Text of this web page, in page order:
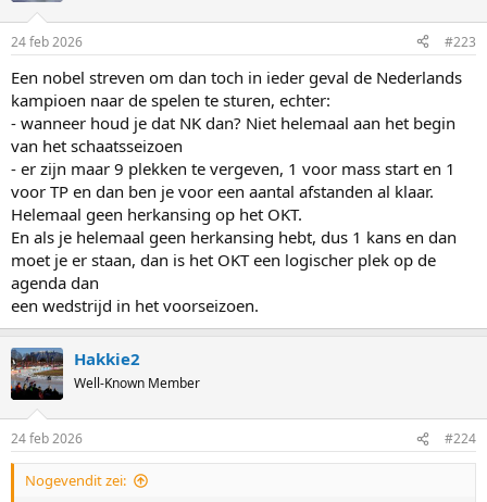
24 feb 2026 #223
Een nobel streven om dan toch in ieder geval de Nederlands
kampioen naar de spelen te sturen, echter:
- wanneer houd je dat NK dan? Niet helemaal aan het begin
van het schaatsseizoen
- er zijn maar 9 plekken te vergeven, 1 voor mass start en 1
voor TP en dan ben je voor een aantal afstanden al klaar.
Helemaal geen herkansing op het OKT.
En als je helemaal geen herkansing hebt, dus 1 kans en dan
moet je er staan, dan is het OKT een logischer plek op de
agenda dan
een wedstrijd in het voorseizoen.
Hakkie2
Well-Known Member
24 feb 2026 #224
Nogevendit zei: